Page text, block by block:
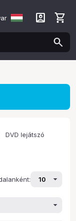
account_box shopping_cart
DVD lejátszó